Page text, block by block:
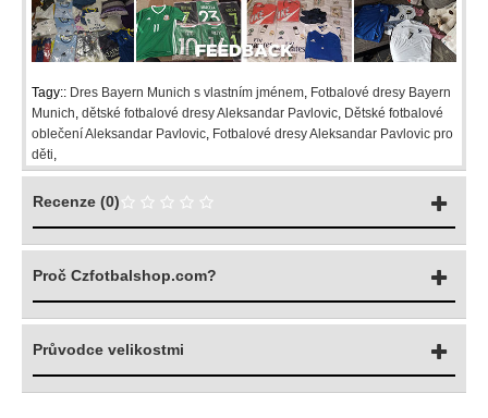
Tagy:: Dres Bayern Munich s vlastním jménem Fotbalové dresy Bayern
Munich dětské fotbalové dresy Aleksandar Pavlovic Dětské fotbalové
oblečení Aleksandar Pavlovic Fotbalové dresy Aleksandar Pavlovic pro
děti
Recenze (0)
Proč Czfotbalshop.com?
Průvodce velikostmi